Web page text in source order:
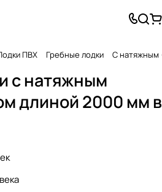
ПВХ Гребные лодки С натяжным
с натяжным
длиной 2000 мм в